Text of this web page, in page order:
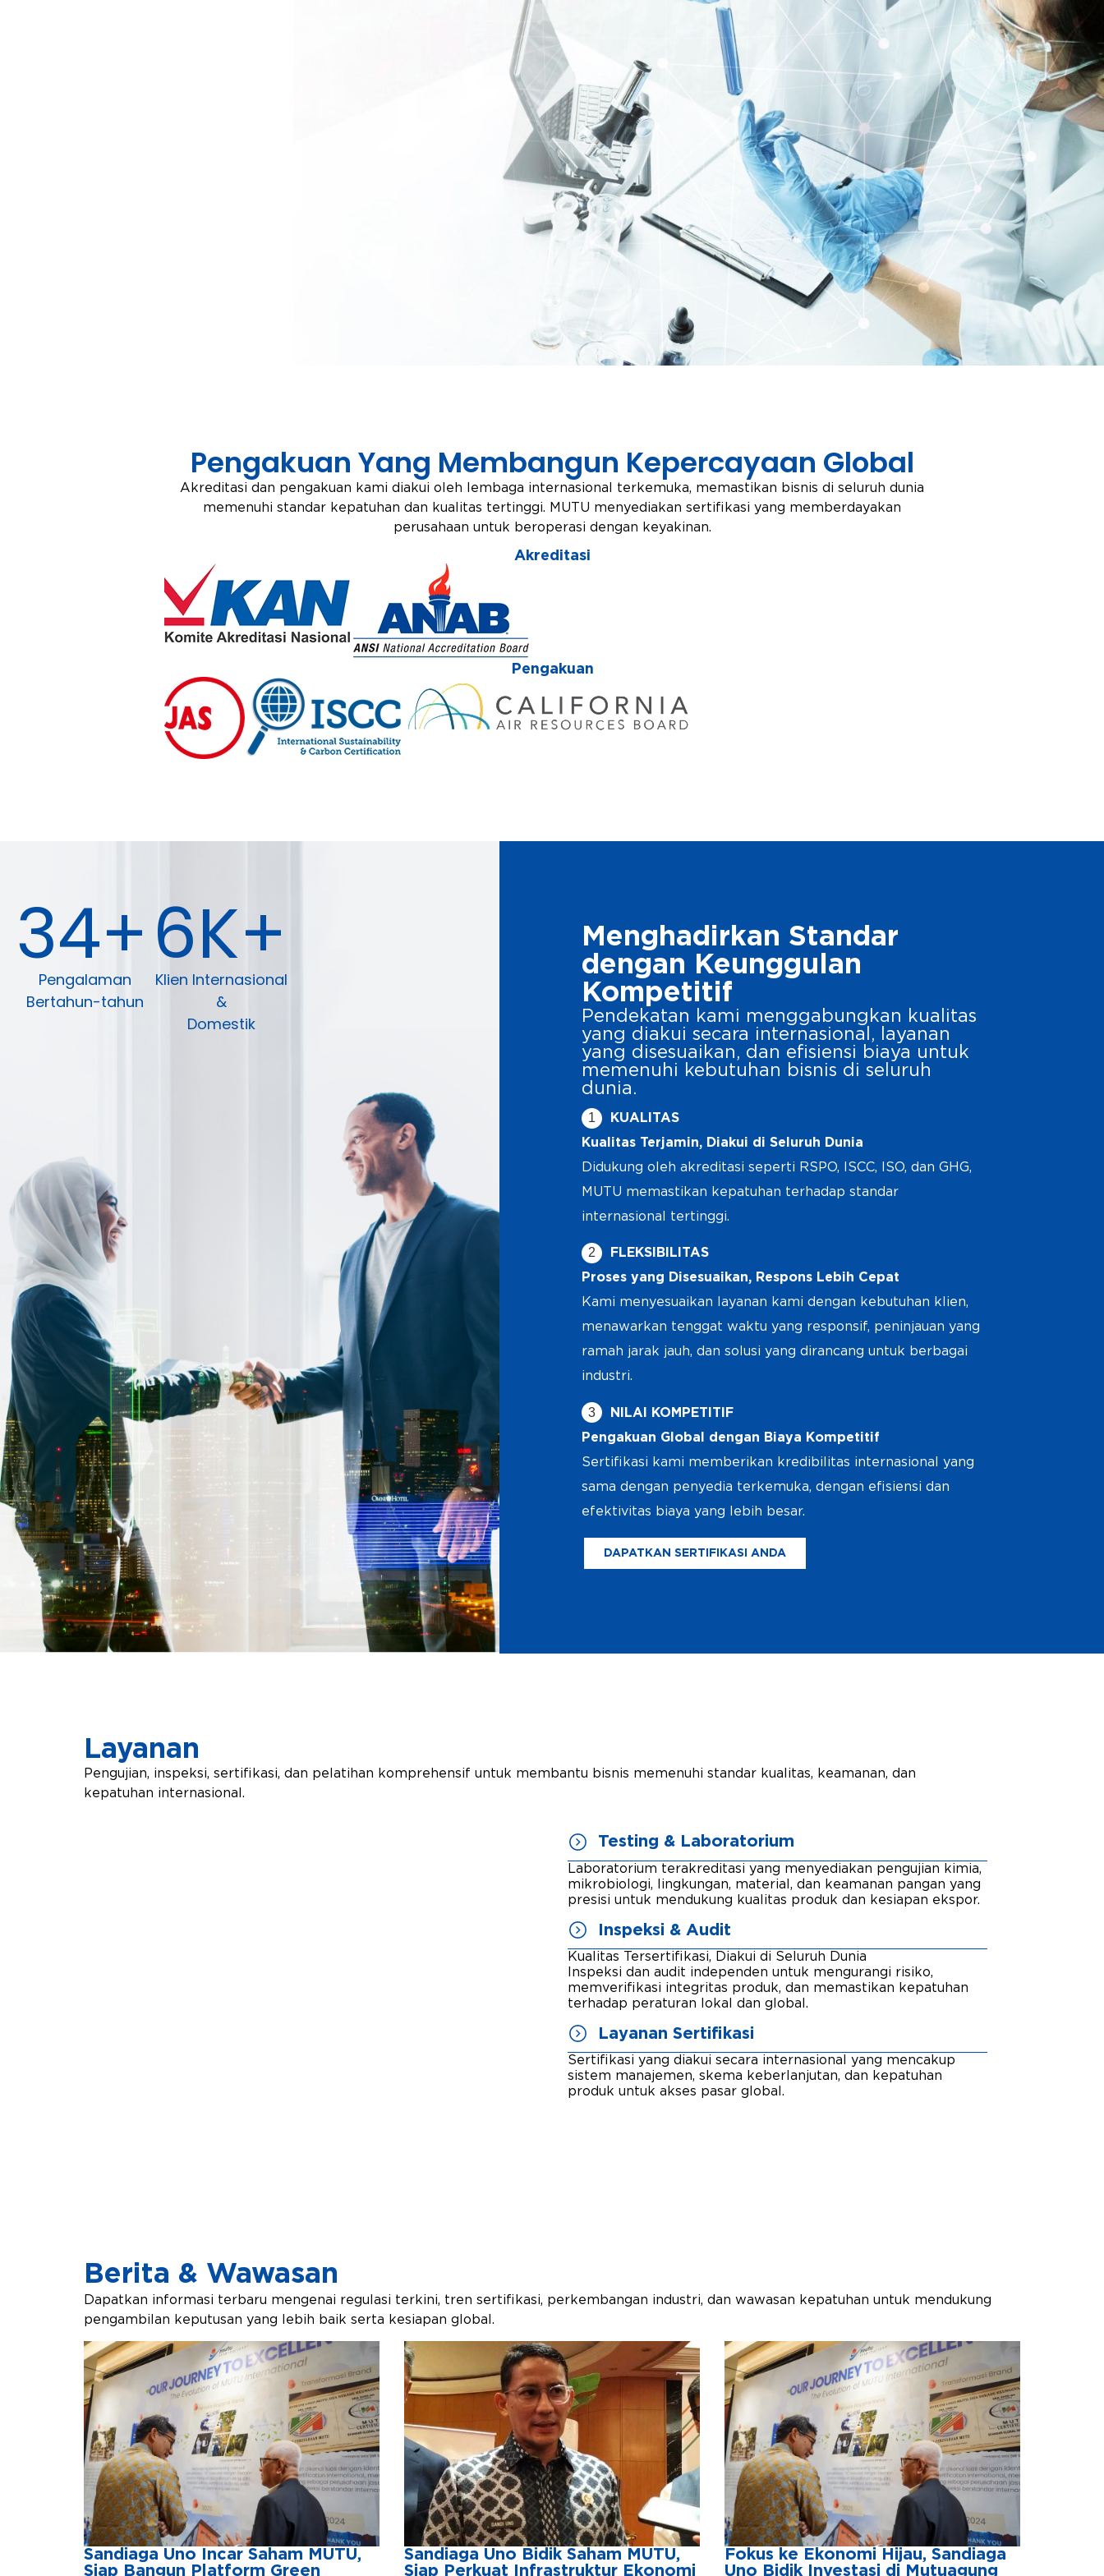
Pengakuan Yang Membangun Kepercayaan Global
Akreditasi dan pengakuan kami diakui oleh lembaga internasional terkemuka, memastikan bisnis di seluruh dunia
memenuhi standar kepatuhan dan kualitas tertinggi. MUTU menyediakan sertifikasi yang memberdayakan
perusahaan untuk beroperasi dengan keyakinan.
Akreditasi
Pengakuan
34+
Pengalaman
Bertahun-tahun
6K+
Klien Internasional
&
Domestik
Menghadirkan Standar
dengan Keunggulan
Kompetitif
Pendekatan kami menggabungkan kualitas
yang diakui secara internasional, layanan
yang disesuaikan, dan efisiensi biaya untuk
memenuhi kebutuhan bisnis di seluruh
dunia.
1
KUALITAS
Kualitas Terjamin, Diakui di Seluruh Dunia
Didukung oleh akreditasi seperti RSPO, ISCC, ISO, dan GHG,
MUTU memastikan kepatuhan terhadap standar
internasional tertinggi.
2
FLEKSIBILITAS
Proses yang Disesuaikan, Respons Lebih Cepat
Kami menyesuaikan layanan kami dengan kebutuhan klien,
menawarkan tenggat waktu yang responsif, peninjauan yang
ramah jarak jauh, dan solusi yang dirancang untuk berbagai
industri.
3
NILAI KOMPETITIF
Pengakuan Global dengan Biaya Kompetitif
Sertifikasi kami memberikan kredibilitas internasional yang
sama dengan penyedia terkemuka, dengan efisiensi dan
efektivitas biaya yang lebih besar.
DAPATKAN SERTIFIKASI ANDA
Layanan
Pengujian, inspeksi, sertifikasi, dan pelatihan komprehensif untuk membantu bisnis memenuhi standar kualitas, keamanan, dan
kepatuhan internasional.
Testing & Laboratorium
Laboratorium terakreditasi yang menyediakan pengujian kimia,
mikrobiologi, lingkungan, material, dan keamanan pangan yang
presisi untuk mendukung kualitas produk dan kesiapan ekspor.
Inspeksi & Audit
Kualitas Tersertifikasi, Diakui di Seluruh Dunia
Inspeksi dan audit independen untuk mengurangi risiko,
memverifikasi integritas produk, dan memastikan kepatuhan
terhadap peraturan lokal dan global.
Layanan Sertifikasi
Sertifikasi yang diakui secara internasional yang mencakup
sistem manajemen, skema keberlanjutan, dan kepatuhan
produk untuk akses pasar global.
Berita & Wawasan
Dapatkan informasi terbaru mengenai regulasi terkini, tren sertifikasi, perkembangan industri, dan wawasan kepatuhan untuk mendukung
pengambilan keputusan yang lebih baik serta kesiapan global.
Sandiaga Uno Incar Saham MUTU,
Siap Bangun Platform Green
Sandiaga Uno Bidik Saham MUTU,
Siap Perkuat Infrastruktur Ekonomi
Fokus ke Ekonomi Hijau, Sandiaga
Uno Bidik Investasi di Mutuagung